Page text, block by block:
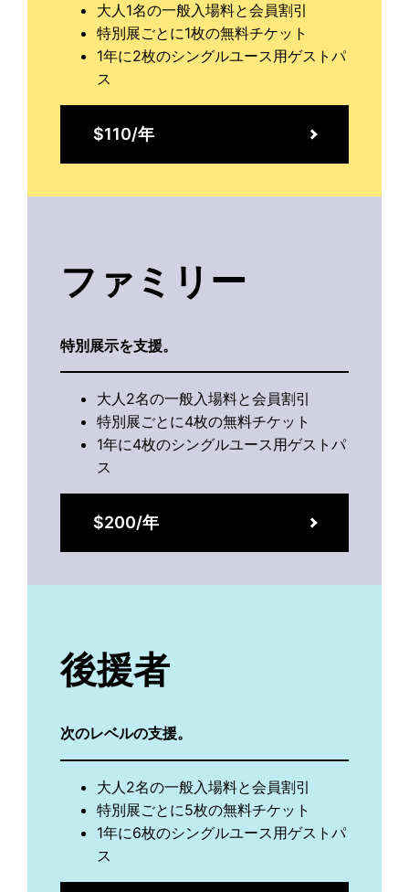
大人1名の一般入場料と会員割引
特別展ごとに1枚の無料チケット
1年に2枚のシングルユース用ゲストパ
ス
$110/年
ファミリー
特別展示を支援。
大人2名の一般入場料と会員割引
特別展ごとに4枚の無料チケット
1年に4枚のシングルユース用ゲストパ
ス
$200/年
後援者
次のレベルの支援。
大人2名の一般入場料と会員割引
特別展ごとに5枚の無料チケット
1年に6枚のシングルユース用ゲストパ
ス